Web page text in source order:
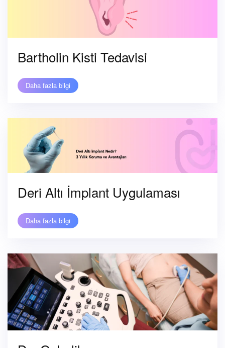
Bartholin Kisti Tedavisi
Daha fazla bilgi
Deri Altı İmplant Uygulaması
Daha fazla bilgi